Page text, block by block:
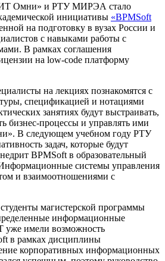
Омни» и РТУ МИРЭА стало
инициативы «BPMSoft
на подготовку в вузах России и
с навыками работы с
В рамках соглашения
на low-code платформу
на лекциях познакомятся с
спецификацией и нотациями
занятиях будут выстраивать,
бизнес-процессы и управлять ими
В следующем учебном году РТУ
задач, которые будут
BPMSoft в образовательный
системы управления
и взаимоотношениями с
магистерской программы
информационные
уже имели возможность
в рамках дисциплины
корпоративных информационных